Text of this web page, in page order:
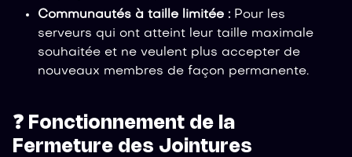
Communautés à taille limitée : Pour les
serveurs qui ont atteint leur taille maximale
souhaitée et ne veulent plus accepter de
nouveaux membres de façon permanente.
❓ Fonctionnement de la
Fermeture des Jointures